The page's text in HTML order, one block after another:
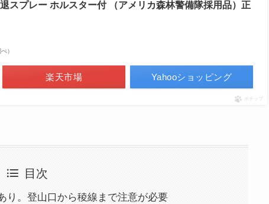
スプレー ホルスター付 （アメリカ森林警備隊採用品）正
）
楽天市場 Yahooショッピング
ポチップ
目次
り。登山口から稜線まで注意が必要